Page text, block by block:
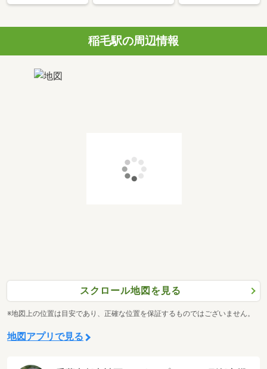
稲毛駅の周辺情報
スクロール地図を見る
※地図上の位置は目安であり、正確な位置を保証するものではございません。
地図アプリで見る